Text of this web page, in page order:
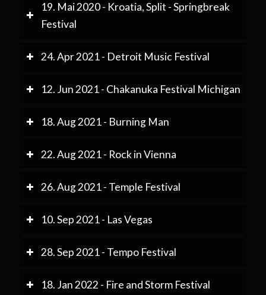
19. Mai 2020 - Kroatia, Split - Springbreak
Festival
24. Apr 2021 - Detroit Music Festival
12. Jun 2021 - Chakanuka Festival Michigan
18. Aug 2021 - Burning Man
22. Aug 2021 - Rock in Vienna
26. Aug 2021 - Temple Festival
10. Sep 2021 - Las Vegas
28. Sep 2021 - Tempo Festival
18. Jan 2022 - Fire and Storm Festival